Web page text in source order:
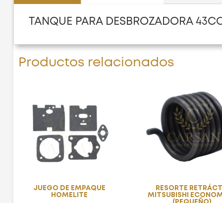
TANQUE PARA DESBROZADORA
Productos relacionados
JUEGO DE EMPAQUE
HOMELITE
RESORTE
MITSUBISHI